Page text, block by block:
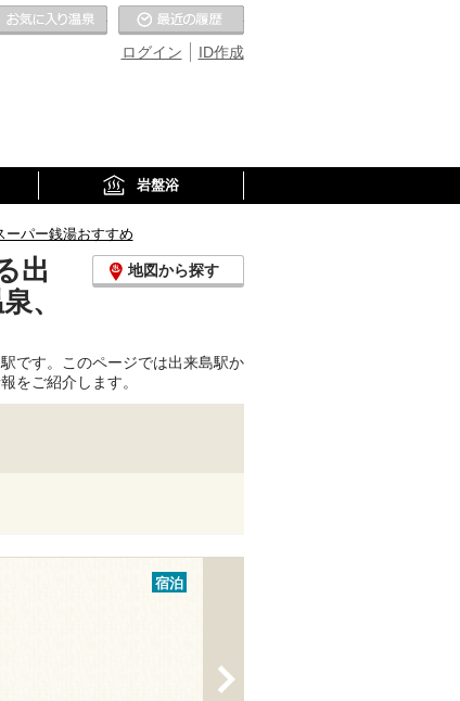
ID作成
ログイン
お気に入りの温泉
岩盤浴
ーパー銭湯おすすめ
出
、
地図から探す
です。このページでは出来島駅か
をご紹介します。
宿泊